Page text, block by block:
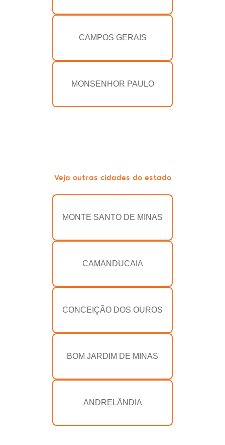
CAMPOS GERAIS
MONSENHOR PAULO
Veja outras cidades do estado
MONTE SANTO DE MINAS
CAMANDUCAIA
CONCEIÇÃO DOS OUROS
BOM JARDIM DE MINAS
ANDRELÂNDIA